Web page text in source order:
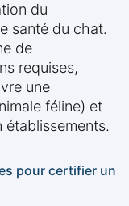
du
santé du chat.
de
requises,
une
féline) et
établissements.
pour certifier un